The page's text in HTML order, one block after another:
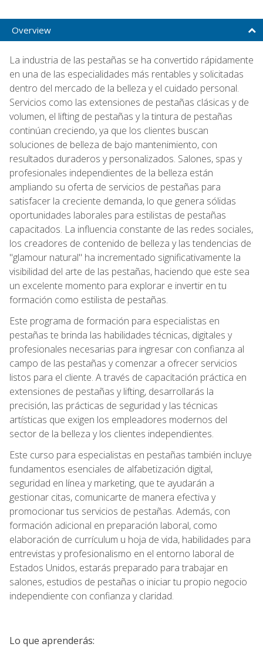
Overview
La industria de las pestañas se ha convertido rápidamente
en una de las especialidades más rentables y solicitadas
dentro del mercado de la belleza y el cuidado personal.
Servicios como las extensiones de pestañas clásicas y de
volumen, el lifting de pestañas y la tintura de pestañas
continúan creciendo, ya que los clientes buscan
soluciones de belleza de bajo mantenimiento, con
resultados duraderos y personalizados. Salones, spas y
profesionales independientes de la belleza están
ampliando su oferta de servicios de pestañas para
satisfacer la creciente demanda, lo que genera sólidas
oportunidades laborales para estilistas de pestañas
capacitados. La influencia constante de las redes sociales,
los creadores de contenido de belleza y las tendencias de
"glamour natural" ha incrementado significativamente la
visibilidad del arte de las pestañas, haciendo que este sea
un excelente momento para explorar e invertir en tu
formación como estilista de pestañas.
Este programa de formación para especialistas en
pestañas te brinda las habilidades técnicas, digitales y
profesionales necesarias para ingresar con confianza al
campo de las pestañas y comenzar a ofrecer servicios
listos para el cliente. A través de capacitación práctica en
extensiones de pestañas y lifting, desarrollarás la
precisión, las prácticas de seguridad y las técnicas
artísticas que exigen los empleadores modernos del
sector de la belleza y los clientes independientes.
Este curso para especialistas en pestañas también incluye
fundamentos esenciales de alfabetización digital,
seguridad en línea y marketing, que te ayudarán a
gestionar citas, comunicarte de manera efectiva y
promocionar tus servicios de pestañas. Además, con
formación adicional en preparación laboral, como
elaboración de currículum u hoja de vida, habilidades para
entrevistas y profesionalismo en el entorno laboral de
Estados Unidos, estarás preparado para trabajar en
salones, estudios de pestañas o iniciar tu propio negocio
independiente con confianza y claridad.
Lo que aprenderás: